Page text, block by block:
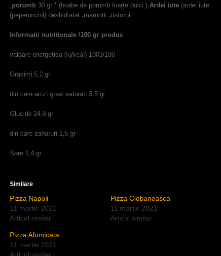
,porumb 30 gr * (boabe de porumb foarte dulci ),Ardei iute (ardei iute
(peperoncini) deshidratat ,maruntit ,usturoi
Informatii nutritionale /100 gr produs
valoare energetica (kj/kcal) 1003/186
Grasimi 5,2 gr
din care acizi grasi saturati 3,5 gr
Glucide 24,8 gr
din care zaharuri 1,5 gr
Sare 1,4 gr
Similare
Pizza Napoli
11 martie 2021
Articol similar
Pizza Ciobaneasca
11 martie 2021
Articol similar
Pizza Afumicata
11 martie 2021